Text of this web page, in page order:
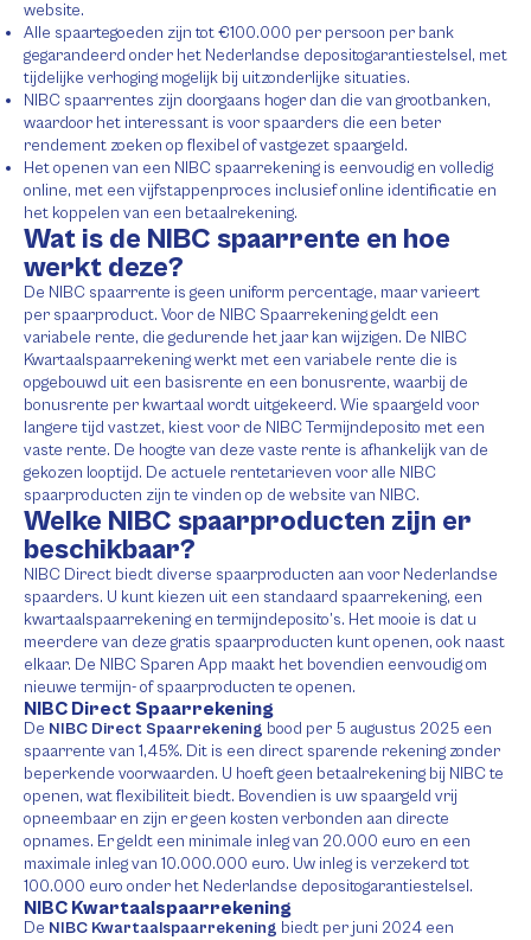
website.
Alle spaartegoeden zijn tot €100.000 per persoon per bank
gegarandeerd onder het Nederlandse depositogarantiestelsel, met
tijdelijke verhoging mogelijk bij uitzonderlijke situaties.
NIBC spaarrentes zijn doorgaans hoger dan die van grootbanken,
waardoor het interessant is voor spaarders die een beter
rendement zoeken op flexibel of vastgezet spaargeld.
Het openen van een NIBC spaarrekening is eenvoudig en volledig
online, met een vijfstappenproces inclusief online identificatie en
het koppelen van een betaalrekening.
Wat is de NIBC spaarrente en hoe
werkt deze?
De NIBC spaarrente is geen uniform percentage, maar varieert
per spaarproduct. Voor de NIBC Spaarrekening geldt een
variabele rente, die gedurende het jaar kan wijzigen. De NIBC
Kwartaalspaarrekening werkt met een variabele rente die is
opgebouwd uit een basisrente en een bonusrente, waarbij de
bonusrente per kwartaal wordt uitgekeerd. Wie spaargeld voor
langere tijd vastzet, kiest voor de NIBC Termijndeposito met een
vaste rente. De hoogte van deze vaste rente is afhankelijk van de
gekozen looptijd. De actuele rentetarieven voor alle NIBC
spaarproducten zijn te vinden op de website van NIBC.
Welke NIBC spaarproducten zijn er
beschikbaar?
NIBC Direct biedt diverse spaarproducten aan voor Nederlandse
spaarders. U kunt kiezen uit een standaard spaarrekening, een
kwartaalspaarrekening en termijndeposito’s. Het mooie is dat u
meerdere van deze gratis spaarproducten kunt openen, ook naast
elkaar. De NIBC Sparen App maakt het bovendien eenvoudig om
nieuwe termijn- of spaarproducten te openen.
NIBC Direct Spaarrekening
De NIBC Direct Spaarrekening bood per 5 augustus 2025 een
spaarrente van 1,45%. Dit is een direct sparende rekening zonder
beperkende voorwaarden. U hoeft geen betaalrekening bij NIBC te
openen, wat flexibiliteit biedt. Bovendien is uw spaargeld vrij
opneembaar en zijn er geen kosten verbonden aan directe
opnames. Er geldt een minimale inleg van 20.000 euro en een
maximale inleg van 10.000.000 euro. Uw inleg is verzekerd tot
100.000 euro onder het Nederlandse depositogarantiestelsel.
NIBC Kwartaalspaarrekening
De NIBC Kwartaalspaarrekening biedt per juni 2024 een